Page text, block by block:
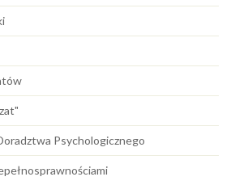
Psychologicznego